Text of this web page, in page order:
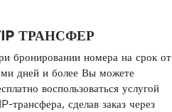
ТРАНСФЕР
бронировании номера на срок от
дней и более Вы можете
воспользоваться услугой
трансфера, сделав заказ через